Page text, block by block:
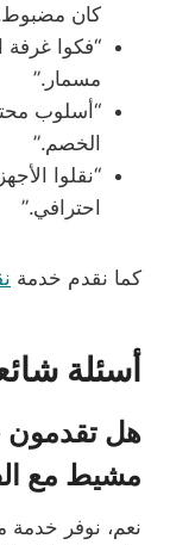
كان
“فكوا غرفة
مسمار.”
“أسلوب
الخصم.”
“نقلوا
احترافي.”
كما نقدم خدمة
أسئلة
هل
مشيط مع
نعم، نوفر خدمة